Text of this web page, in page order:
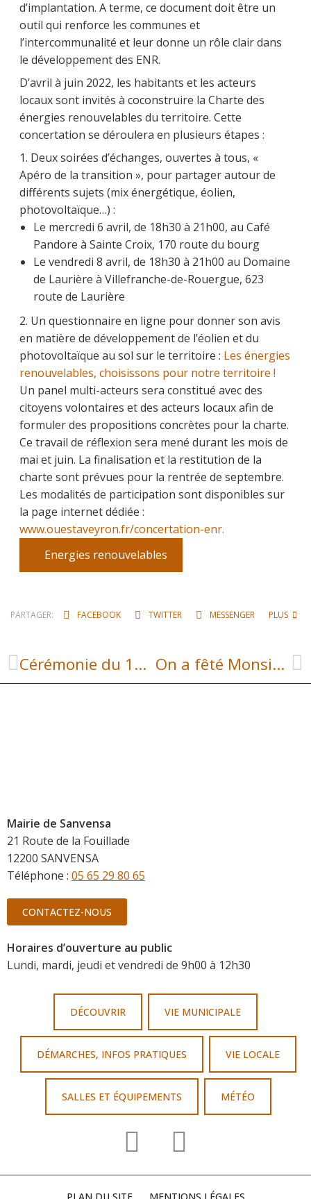
d’implantation. A terme, ce document doit être un
outil qui renforce les communes et
l’intercommunalité et leur donne un rôle clair dans
le développement des ENR.
D’avril à juin 2022, les habitants et les acteurs
locaux sont invités à coconstruire la Charte des
énergies renouvelables du territoire. Cette
concertation se déroulera en plusieurs étapes :
1. Deux soirées d’échanges, ouvertes à tous, «
Apéro de la transition », pour partager autour de
différents sujets (mix énergétique, éolien,
photovoltaïque…) :
Le mercredi 6 avril, de 18h30 à 21h00, au Café
Pandore à Sainte Croix, 170 route du bourg
Le vendredi 8 avril, de 18h30 à 21h00 au Domaine
de Laurière à Villefranche-de-Rouergue, 623
route de Laurière
2. Un questionnaire en ligne pour donner son avis
en matière de développement de l’éolien et du
photovoltaïque au sol sur le territoire : Les énergies
renouvelables, choisissons pour notre territoire !
Un panel multi-acteurs sera constitué avec des
citoyens volontaires et des acteurs locaux afin de
formuler des propositions concrètes pour la charte.
Ce travail de réflexion sera mené durant les mois de
mai et juin. La finalisation et la restitution de la
charte sont prévues pour la rentrée de septembre.
Les modalités de participation sont disponibles sur
la page internet dédiée :
www.ouestaveyron.fr/concertation-enr.
Energies renouvelables
PARTAGER: FACEBOOK TWITTER MESSENGER PLUS
Cérémonie du 19 mars : recueillement et remises de décorations On a fêté Monsieur Carnaval à l’école publique !
Mairie de Sanvensa
21 Route de la Fouillade
12200 SANVENSA
Téléphone : 05 65 29 80 65
CONTACTEZ-NOUS
Horaires d’ouverture au public
Lundi, mardi, jeudi et vendredi de 9h00 à 12h30
DÉCOUVRIR VIE MUNICIPALE
DÉMARCHES, INFOS PRATIQUES VIE LOCALE
SALLES ET ÉQUIPEMENTS MÉTÉO